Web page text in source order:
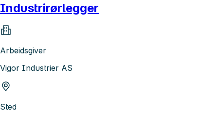
Industrirørlegger
Arbeidsgiver
Vigor Industrier AS
Sted